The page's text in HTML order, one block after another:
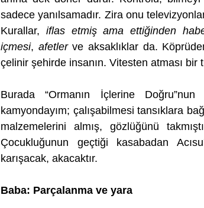
sadece yanılsamadır. Zira onu
Kurallar, iflas etmiş ama ettiğinden
içmesi, afetler ve aksaklıklar da.
çelinir şehirde insanın. Vitesten atması bir
Burada “Ormanın İçlerine
kamyondayım; çalışabilmesi tansıklara
malzemelerini almış, gözlüğünü
Çocukluğunun geçtiği kasabadan
karışacak, akacaktır.
Baba: Parçalanma ve yara